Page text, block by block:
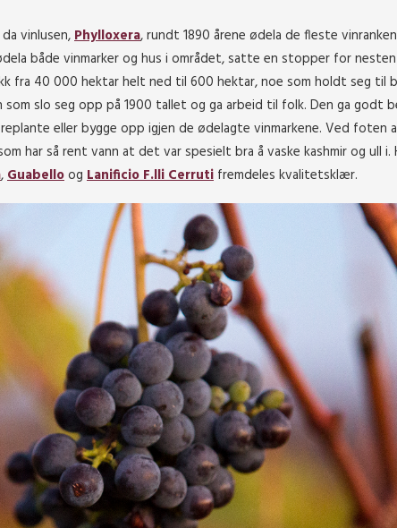
vinlusen,Phylloxera, rundt 1890 årene ødela de fleste
både vinmarker og hus i området, satte en stopper for
fra 40 000 hektar helt ned til 600 hektar, noe som holdt seg til
slo seg opp på 1900 tallet og ga arbeid til folk. Den ga godt
eller bygge opp igjen de ødelagte vinmarkene. Ved foten
har så rent vann at det var spesielt bra å vaske kashmir og ull i.
,Guabelloog Lanificio F.lli Cerruti fremdeles kvalitetsklær.